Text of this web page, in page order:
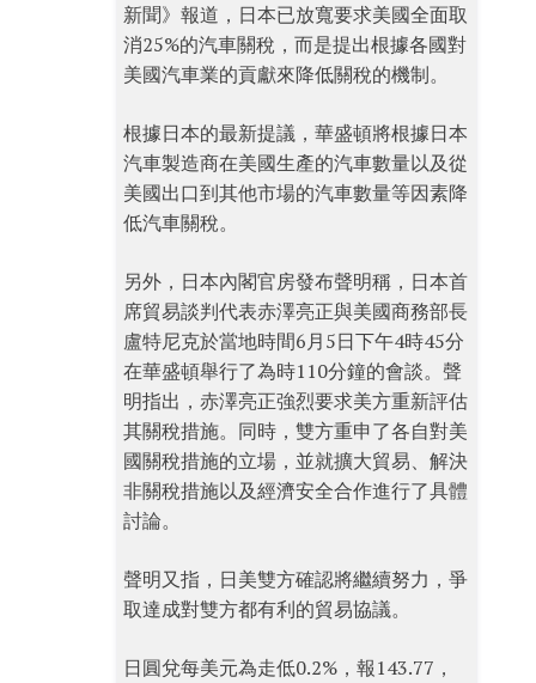
新聞》報道，日本已放寬要求美國全面取
消25%的汽車關稅，而是提出根據各國對
美國汽車業的貢獻來降低關稅的機制。
根據日本的最新提議，華盛頓將根據日本
汽車製造商在美國生產的汽車數量以及從
美國出口到其他市場的汽車數量等因素降
低汽車關稅。
另外，日本內閣官房發布聲明稱，日本首
席貿易談判代表赤澤亮正與美國商務部長
盧特尼克於當地時間6月5日下午4時45分
在華盛頓舉行了為時110分鐘的會談。聲
明指出，赤澤亮正強烈要求美方重新評估
其關稅措施。同時，雙方重申了各自對美
國關稅措施的立場，並就擴大貿易、解決
非關稅措施以及經濟安全合作進行了具體
討論。
聲明又指，日美雙方確認將繼續努力，爭
取達成對雙方都有利的貿易協議。
日圓兌每美元為走低0.2%，報143.77，